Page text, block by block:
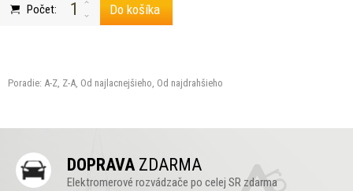
Počet: Do košíka
Poradie: A-Z Z-A Od najlacnejšieho Od najdrahšieho
DOPRAVA ZDARMA
Elektromerové rozvádzače po celej SR zdarma